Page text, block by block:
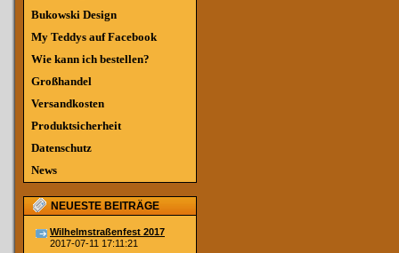
Bukowski Design
My Teddys auf Facebook
Wie kann ich bestellen?
Großhandel
Versandkosten
Produktsicherheit
Datenschutz
News
NEUESTE BEITRÄGE
Wilhelmstraßenfest 2017
2017-07-11 17:11:21